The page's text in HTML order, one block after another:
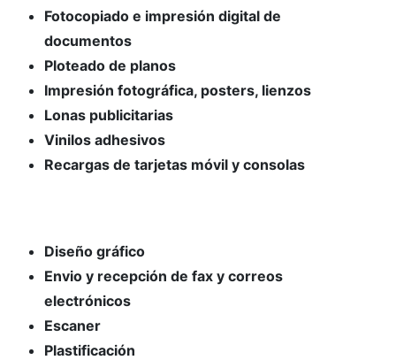
Fotocopiado e impresión digital de
documentos
Ploteado de planos
Impresión fotográfica, posters, lienzos
Lonas publicitarias
Vinilos adhesivos
Recargas de tarjetas móvil y consolas
Diseño gráfico
Envio y recepción de fax y correos
electrónicos
Escaner
Plastificación